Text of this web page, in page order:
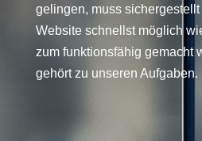
gelingen, muss
Website schnellst möglich
zum funktionsfähig gemacht
gehört zu unseren Aufgaben.